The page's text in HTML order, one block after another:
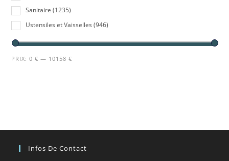
Sanitaire (1235)
Ustensiles et Vaisselles (946)
PRIX:0 € — 10158 €
Infos De Contact